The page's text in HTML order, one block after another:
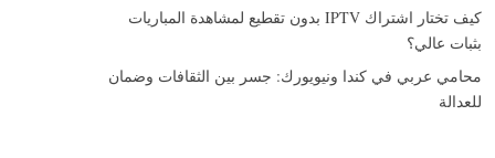
كيف تختار اشتراك IPTV بدون تقطيع لمشاهدة المباريات
بثبات عالي؟
محامي عربي في كندا ونيويورك: جسر بين الثقافات وضمان
للعدالة